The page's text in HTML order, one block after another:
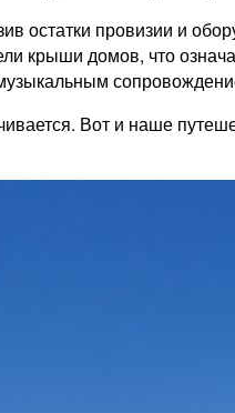
провизии и
крыши домов, что
Вот и наше